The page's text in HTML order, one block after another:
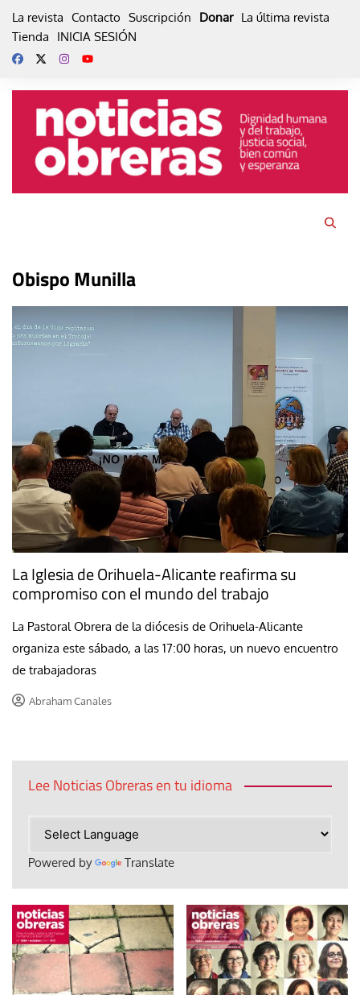
La revista Contacto Suscripción Donar La última revista
Tienda
INICIA SESIÓN
Obispo Munilla
La Iglesia de Orihuela-Alicante reafirma su
compromiso con el mundo del trabajo
La Pastoral Obrera de la diócesis de Orihuela-Alicante
organiza este sábado, a las 17:00 horas, un nuevo encuentro
de trabajadoras
Abraham Canales
Lee Noticias Obreras en tu idioma
Powered by Translate